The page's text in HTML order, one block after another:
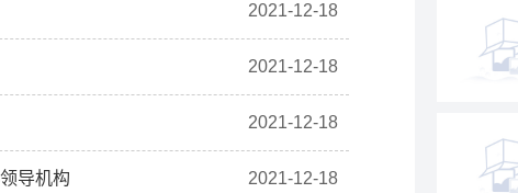
2021-12-18
2021-12-18
2021-12-18
导机构 2021-12-18